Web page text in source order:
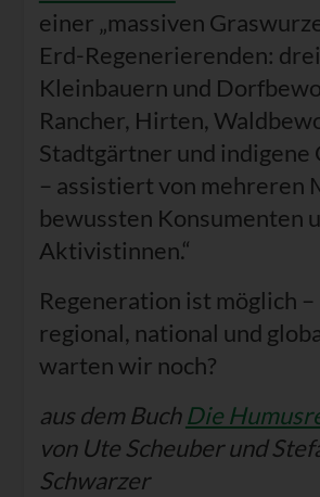
einer „massiven
Erd-Regenerierenden:
Kleinbauern und
Rancher, Hirten,
Stadtgärtner und indigene
– assistiert von mehreren
bewussten Konsumenten
Aktivistinnen.“
Regeneration ist möglich
regional, national und
warten wir noch?
aus dem Buch Die
von Ute Scheuber und
Schwarzer